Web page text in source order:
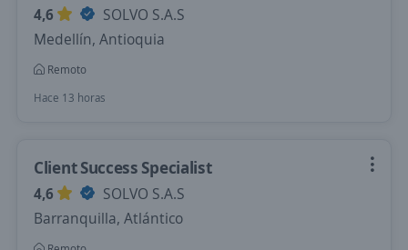
4,6
SOLVO S.A.S
Medellín, Antioquia
Remoto
Hace 13 horas
Client Success Specialist
4,6
SOLVO S.A.S
Barranquilla, Atlántico